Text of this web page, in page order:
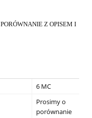
Z OPISEM I
6 MC
Prosimy o
porównanie